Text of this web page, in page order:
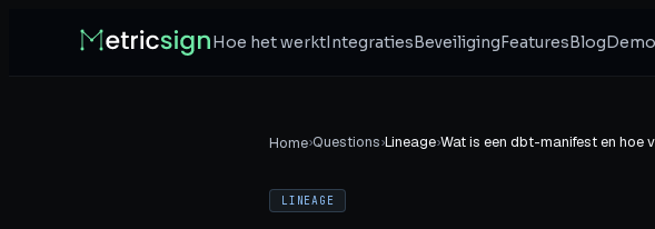
Hoe het werktIntegratiesBeveiligingFeaturesBlogDemo
Home›Questions›Lineage›Wat is een dbt-manifest en hoe
LINEAGE